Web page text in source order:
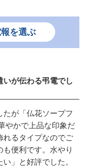
を選ぶ
いが伝わる弔電でし
が「仏花ソープフ
やかで上品な印象だ
れるタイプなのでご
便利です。水やり
」と好評でした。